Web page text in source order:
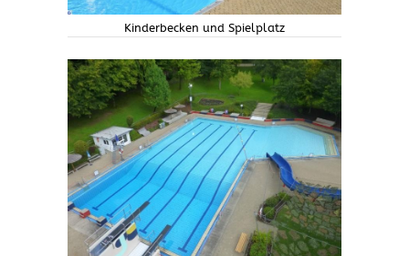
Kinderbecken und Spielplatz